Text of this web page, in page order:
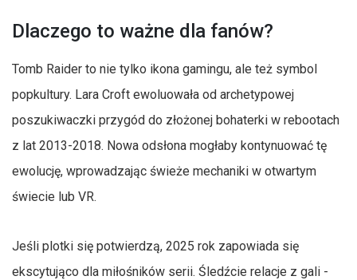
Dlaczego to ważne dla fanów?
Tomb Raider to nie tylko ikona gamingu, ale też symbol
popkultury. Lara Croft ewoluowała od archetypowej
poszukiwaczki przygód do złożonej bohaterki w rebootach
z lat 2013-2018. Nowa odsłona mogłaby kontynuować tę
ewolucję, wprowadzając świeże mechaniki w otwartym
świecie lub VR.
Jeśli plotki się potwierdzą, 2025 rok zapowiada się
ekscytująco dla miłośników serii. Śledźcie relacje z gali -